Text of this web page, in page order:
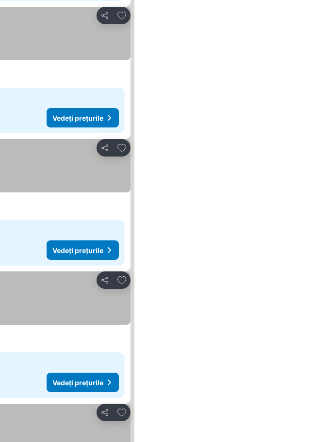
Distribuiți
Adăugaţi la favorite
Vedeți prețurile
Distribuiți
Adăugaţi la favorite
Vedeți prețurile
Distribuiți
Adăugaţi la favorite
Vedeți prețurile
Distribuiți
Adăugaţi la favorite